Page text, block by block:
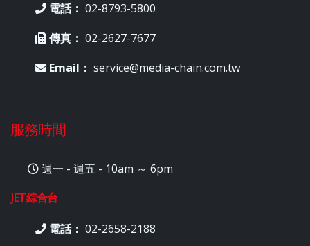
電話： 02-8793-5800
傳真： 02-2627-7677
Email： service@media-chain.com.tw
服務時間
週一 - 週五 - 10am ～ 6pm
JET綜合台
電話： 02-2658-2188